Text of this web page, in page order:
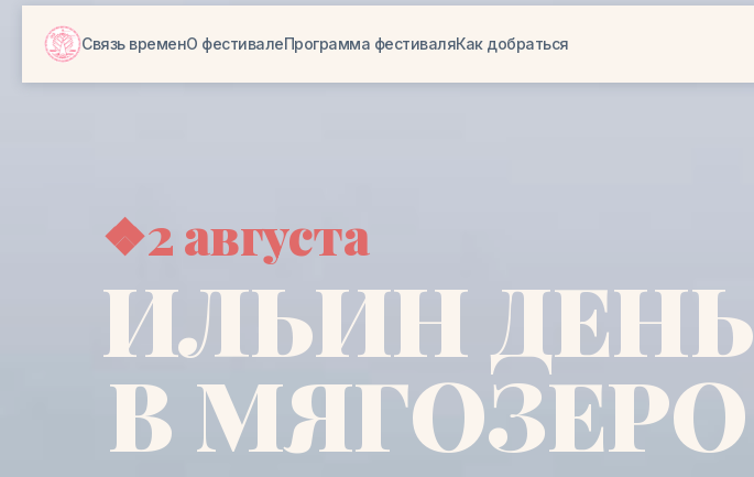
Связь временО фестивалеПрограмма фестиваляКак добраться
❖2 августа
ИЛЬИН ДЕНЬ
В МЯГОЗЕРО